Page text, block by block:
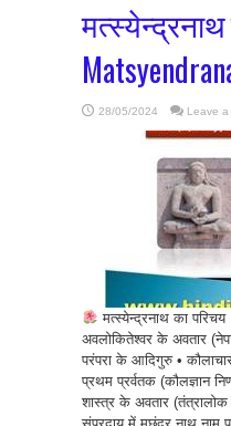
28/05/2024 Leave a
मत्स्येन्द्रनाथ का परिचय
अवलोकितेश्वर के अवतार
परंपरा के आदिगुरु •
प्रथम प्रर्वतक (कौलज्ञान
शास्त्र के अवतार